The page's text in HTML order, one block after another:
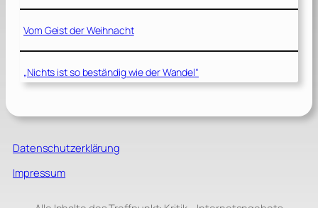
Vom Geist der Weihnacht
„Nichts ist so beständig wie der Wandel“
Datenschutzerklärung
Impressum